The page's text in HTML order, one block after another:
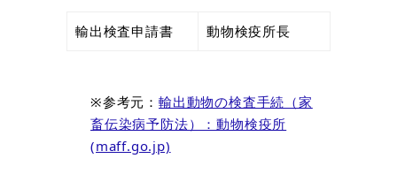
輸出検査申請書 動物検疫所長
※参考元： 輸出動物の検査手続（家
畜伝染病予防法）：動物検疫所
(maff.go.jp)